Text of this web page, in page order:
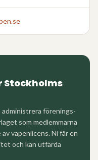
Stockholms
förenings-
som medlemmarna
vapenlicens. Ni får en
och kan utfärda